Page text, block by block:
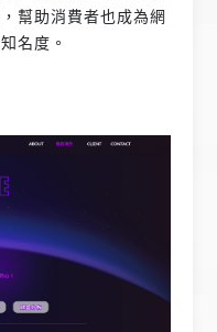
幫助消費者也成為網
名度。